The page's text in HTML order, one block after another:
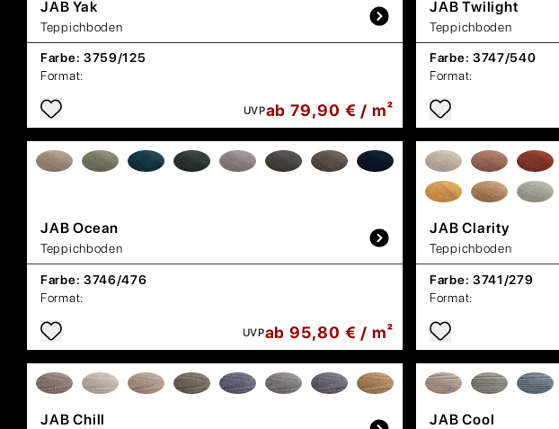
JABYak
Teppichboden
Farbe: 3759/125
Format:
UVPab 79,90 € / m²
JABTwilight
Teppichboden
Farbe: 3747/540
Format:
JABOcean
Teppichboden
Farbe: 3746/476
Format:
UVPab 95,80 € / m²
JABClarity
Teppichboden
Farbe: 3741/279
Format:
JABChill JABCool